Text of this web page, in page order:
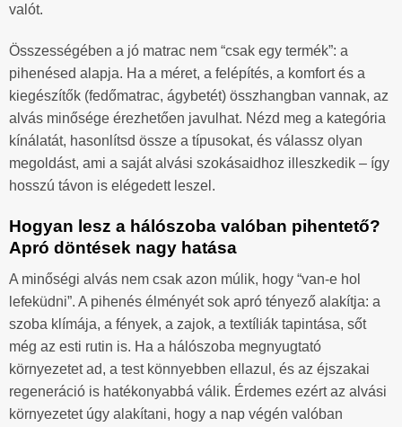
valót.
Összességében a jó matrac nem “csak egy termék”: a
pihenésed alapja. Ha a méret, a felépítés, a komfort és a
kiegészítők (fedőmatrac, ágybetét) összhangban vannak, az
alvás minősége érezhetően javulhat. Nézd meg a kategória
kínálatát, hasonlítsd össze a típusokat, és válassz olyan
megoldást, ami a saját alvási szokásaidhoz illeszkedik – így
hosszú távon is elégedett leszel.
Hogyan lesz a hálószoba valóban pihentető?
Apró döntések nagy hatása
A minőségi alvás nem csak azon múlik, hogy “van-e hol
lefeküdni”. A pihenés élményét sok apró tényező alakítja: a
szoba klímája, a fények, a zajok, a textíliák tapintása, sőt
még az esti rutin is. Ha a hálószoba megnyugtató
környezetet ad, a test könnyebben ellazul, és az éjszakai
regeneráció is hatékonyabbá válik. Érdemes ezért az alvási
környezetet úgy alakítani, hogy a nap végén valóban